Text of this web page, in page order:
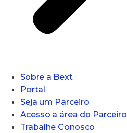
Sobre a Bext
Portal
Seja um Parceiro
Acesso a área do Parceiro
Trabalhe Conosco